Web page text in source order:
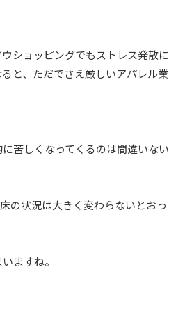
ショッピングでもストレス発散に
と、ただでさえ厳しいアパレル業
苦しくなってくるのは間違いない
の状況は大きく変わらないとおっ
ますね。